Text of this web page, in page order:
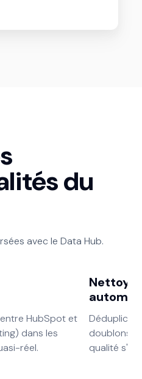
du
avec le Data Hub.
HubSpot et
dans les
réel.
doublons,
qualité